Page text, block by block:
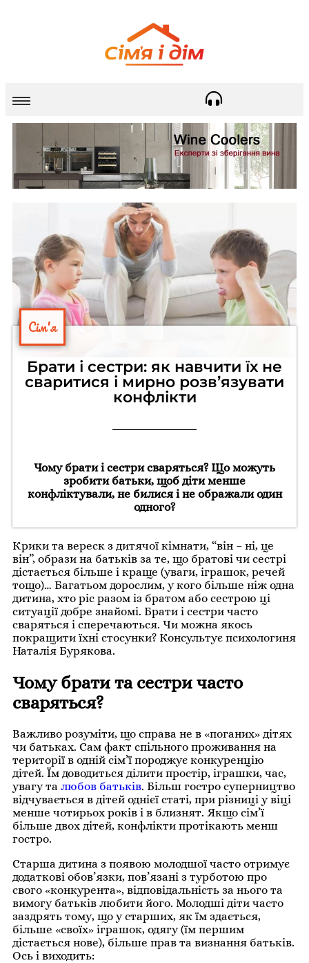
Сім'я
Брати і сестри: як навчити їх не
сваритися і мирно розв’язувати
конфлікти
Чому брати і сестри сваряться? Що можуть
зробити батьки, щоб діти менше
конфліктували, не билися і не ображали один
одного?
Крики та вереск з дитячої кімнати, “він – ні, це
він”, образи на батьків за те, що братові чи сестрі
дістається більше і краще (уваги, іграшок, речей
тощо)… Багатьом дорослим, у кого більше ніж одна
дитина, хто ріс разом із братом або сестрою ці
ситуації добре знайомі. Брати і сестри часто
сваряться і сперечаються. Чи можна якось
покращити їхні стосунки? Консультує психологиня
Наталія Бурякова.
Чому брати та сестри часто
сваряться?
Важливо розуміти, що справа не в «поганих» дітях
чи батьках. Сам факт спільного проживання на
території в одній сім’ї породжує конкуренцію
дітей. Їм доводиться ділити простір, іграшки, час,
увагу та любов батьків. Більш гостро суперництво
відчувається в дітей однієї статі, при різниці у віці
менше чотирьох років і в близнят. Якщо сім’ї
більше двох дітей, конфлікти протікають менш
гостро.
Старша дитина з появою молодшої часто отримує
додаткові обов’язки, пов’язані з турботою про
свого «конкурента», відповідальність за нього та
вимогу батьків любити його. Молодші діти часто
заздрять тому, що у старших, як їм здається,
більше «своїх» іграшок, одягу (їм першим
дістається нове), більше прав та визнання батьків.
Ось і виходить: